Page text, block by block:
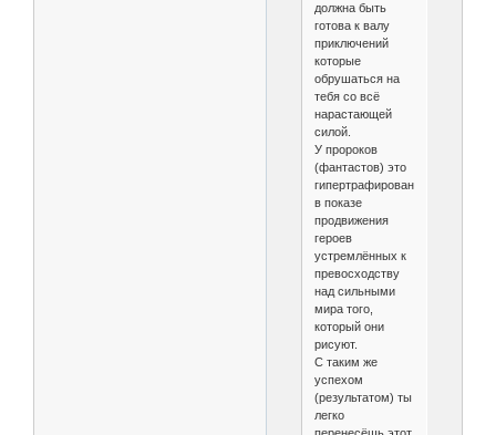
должна быть
готова к валу
приключений
которые
обрушаться на
тебя со всё
нарастающей
силой.
У пророков
(фантастов) это
гипертрафированно
в показе
продвижения
героев
устремлённых к
превосходству
над сильными
мира того,
который они
рисуют.
С таким же
успехом
(результатом) ты
легко